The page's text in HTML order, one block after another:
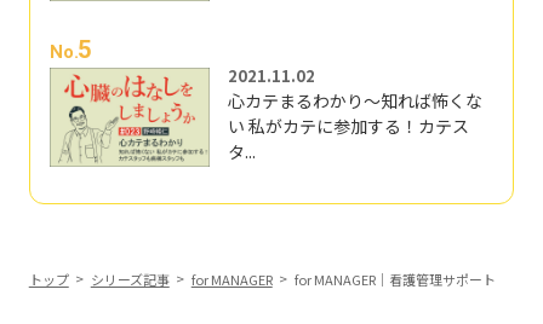
No.5
2021.11.02
心カテまるわかり～知れば怖くな
い 私がカテに参加する！カテス
タ...
トップ シリーズ記事 for MANAGER for MANAGER｜看護管理サポート